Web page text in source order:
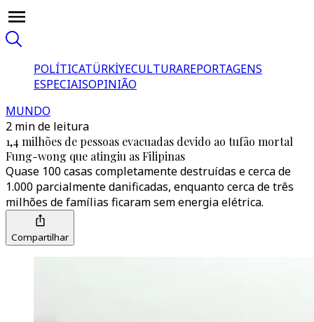
POLÍTICATÜRKİYECULTURAREPORTAGENS
ESPECIAISOPINIÃO
MUNDO
2 min de leitura
1,4 milhões de pessoas evacuadas devido ao tufão mortal
Fung-wong que atingiu as Filipinas
Quase 100 casas completamente destruídas e cerca de
1.000 parcialmente danificadas, enquanto cerca de três
milhões de famílias ficaram sem energia elétrica.
Compartilhar